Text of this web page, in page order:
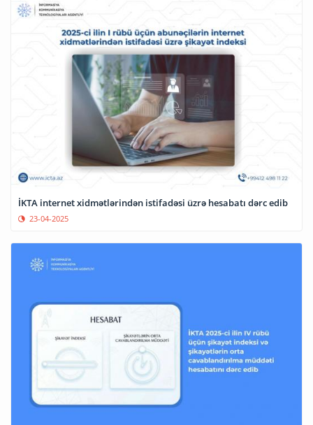
İKTA internet xidmətlərindən istifadəsi üzrə hesabatı dərc edib
23-04-2025